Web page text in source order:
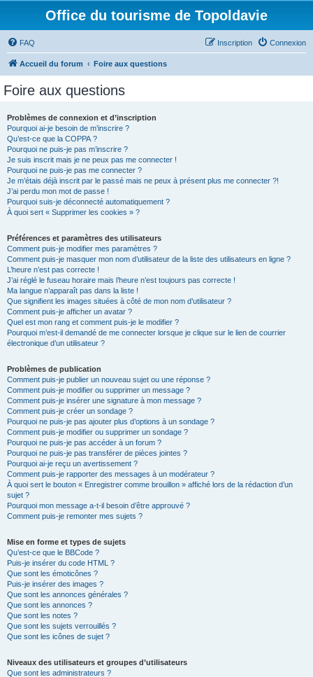
Office du tourisme de Topoldavie
FAQ Connexion
Inscription
Accueil du forum Foire aux questions
Foire aux questions
Problèmes de connexion et d’inscription
Pourquoi ai-je besoin de m’inscrire ?
Qu’est-ce que la COPPA ?
Pourquoi ne puis-je pas m’inscrire ?
Je suis inscrit mais je ne peux pas me connecter !
Pourquoi ne puis-je pas me connecter ?
Je m’étais déjà inscrit par le passé mais ne peux à présent plus me connecter ?!
J’ai perdu mon mot de passe !
Pourquoi suis-je déconnecté automatiquement ?
À quoi sert « Supprimer les cookies » ?
Préférences et paramètres des utilisateurs
Comment puis-je modifier mes paramètres ?
Comment puis-je masquer mon nom d’utilisateur de la liste des utilisateurs en ligne ?
L’heure n’est pas correcte !
J’ai réglé le fuseau horaire mais l’heure n’est toujours pas correcte !
Ma langue n’apparaît pas dans la liste !
Que signifient les images situées à côté de mon nom d’utilisateur ?
Comment puis-je afficher un avatar ?
Quel est mon rang et comment puis-je le modifier ?
Pourquoi m’est-il demandé de me connecter lorsque je clique sur le lien de courrier
électronique d’un utilisateur ?
Problèmes de publication
Comment puis-je publier un nouveau sujet ou une réponse ?
Comment puis-je modifier ou supprimer un message ?
Comment puis-je insérer une signature à mon message ?
Comment puis-je créer un sondage ?
Pourquoi ne puis-je pas ajouter plus d’options à un sondage ?
Comment puis-je modifier ou supprimer un sondage ?
Pourquoi ne puis-je pas accéder à un forum ?
Pourquoi ne puis-je pas transférer de pièces jointes ?
Pourquoi ai-je reçu un avertissement ?
Comment puis-je rapporter des messages à un modérateur ?
À quoi sert le bouton « Enregistrer comme brouillon » affiché lors de la rédaction d’un
sujet ?
Pourquoi mon message a-t-il besoin d’être approuvé ?
Comment puis-je remonter mes sujets ?
Mise en forme et types de sujets
Qu’est-ce que le BBCode ?
Puis-je insérer du code HTML ?
Que sont les émoticônes ?
Puis-je insérer des images ?
Que sont les annonces générales ?
Que sont les annonces ?
Que sont les notes ?
Que sont les sujets verrouillés ?
Que sont les icônes de sujet ?
Niveaux des utilisateurs et groupes d’utilisateurs
Que sont les administrateurs ?